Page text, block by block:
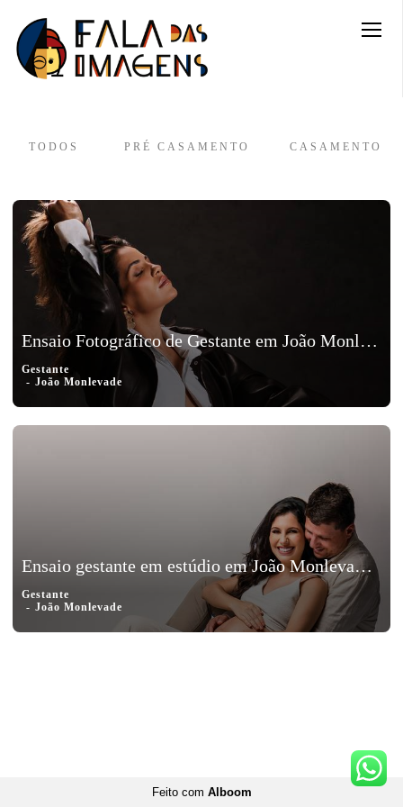
TODOS PRÉ CASAMENTO CASAMENTO
Ensaio Fotográfico de Gestante em João Monlevade, Minas Gerais – Sarah, Mateus, Malu e Luna
Gestante
João Monlevade
Ensaio gestante em estúdio em João Monlevade, Minas Gerais - Sâmela e Flavio, a espera de Raul
Gestante
João Monlevade
Feito com Alboom